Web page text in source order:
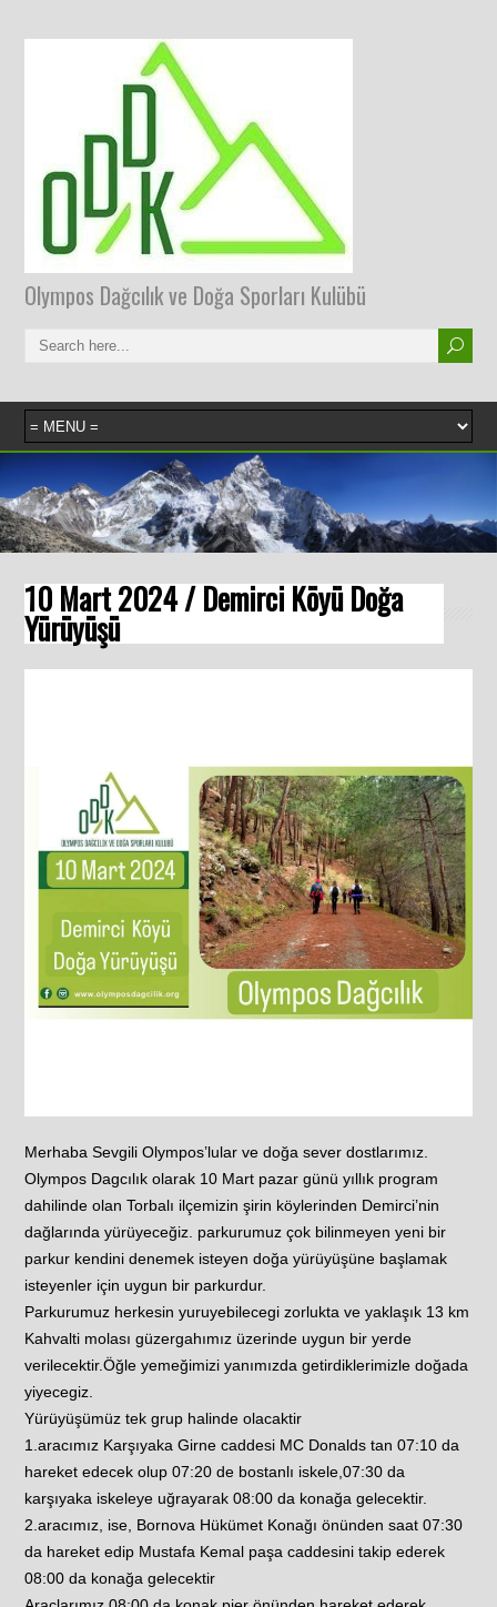
Olympos Dağcılık ve Doğa Sporları Kulübü
10 Mart 2024 / Demirci Köyü Doğa
Yürüyüşü
Merhaba Sevgili Olympos’lular ve doğa sever dostlarımız.
Olympos Dagcılık olarak 10 Mart pazar günü yıllık program
dahilinde olan Torbalı ilçemizin şirin köylerinden Demirci’nin
dağlarında yürüyeceğiz. parkurumuz çok bilinmeyen yeni bir
parkur kendini denemek isteyen doğa yürüyüşüne başlamak
isteyenler için uygun bir parkurdur.
Parkurumuz herkesin yuruyebilecegi zorlukta ve yaklaşık 13 km
Kahvalti molası güzergahımız üzerinde uygun bir yerde
verilecektir.Öğle yemeğimizi yanımızda getirdiklerimizle doğada
yiyecegiz.
Yürüyüşümüz tek grup halinde olacaktir
1.aracımız Karşıyaka Girne caddesi MC Donalds tan 07:10 da
hareket edecek olup 07:20 de bostanlı iskele,07:30 da
karşıyaka iskeleye uğrayarak 08:00 da konağa gelecektir.
2.aracımız, ise, Bornova Hükümet Konağı önünden saat 07:30
da hareket edip Mustafa Kemal paşa caddesini takip ederek
08:00 da konağa gelecektir